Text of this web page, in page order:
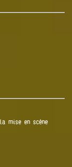
mise en scène